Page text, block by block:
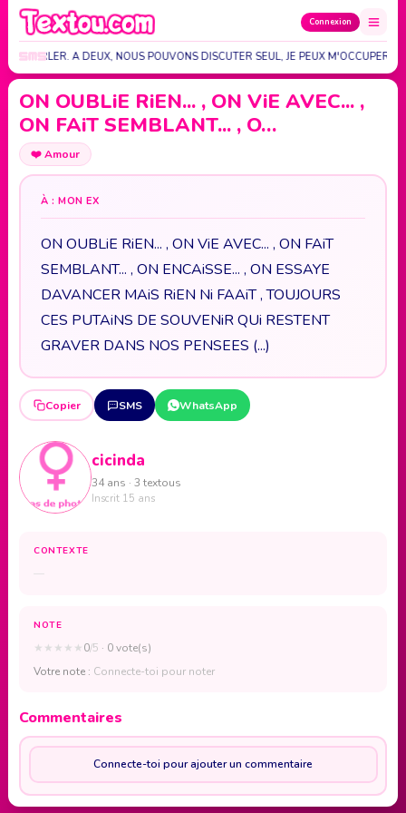
Connexion
PARLER. A DEUX, NOUS POUVONS DISCUTER SEUL, JE PEUX M'OCCUPER.
ON OUBLiE RiEN... , ON ViE AVEC... ,
ON FAiT SEMBLANT... , O…
❤️Amour
À : MON EX
ON OUBLiE RiEN... , ON ViE AVEC... , ON FAiT
SEMBLANT... , ON ENCAiSSE... , ON ESSAYE
DAVANCER MAiS RiEN Ni FAAiT , TOUJOURS
CES PUTAiNS DE SOUVENiR QUi RESTENT
GRAVER DANS NOS PENSEES (...)
Copier SMS WhatsApp
cicinda
34 ans · 3 textous
Inscrit 15 ans
CONTEXTE
—
NOTE
★ ★ ★ ★ ★0/5 · 0 vote(s)
Votre note : Connecte-toi pour noter
Commentaires
Connecte-toi pour ajouter un commentaire